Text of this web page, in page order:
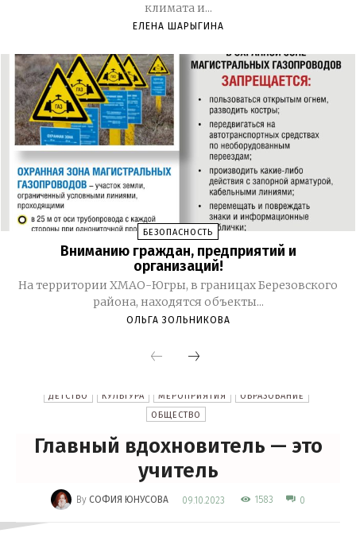
климата и...
ЕЛЕНА ШАРЫГИНА
БЕЗОПАСНОСТЬ
Вниманию граждан, предприятий и
организаций!
На территории ХМАО-Югры, в границах Березовского
района, находятся объекты...
ОЛЬГА ЗОЛЬНИКОВА